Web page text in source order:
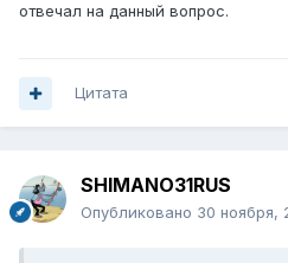
отвечал на данный вопрос.
Цитата
SHIMANO31RUS
Опубликовано 30 ноября,